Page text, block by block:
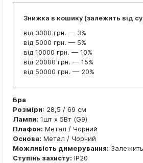
Знижка в кошику (залежить від
від 3000 грн. — 3%
від 5000 грн. — 5%
від 10000 грн. — 10%
від 20000 грн. — 15%
від 50000 грн. — 20%
Бра
Розміри: 28,5 / 69 см
Лампи: 1шт x 5Вт (G9)
Плафон: Метал / Чорний
Основа: Метал / Чорний
Можливість димерування:
Ступінь захисту: IP20